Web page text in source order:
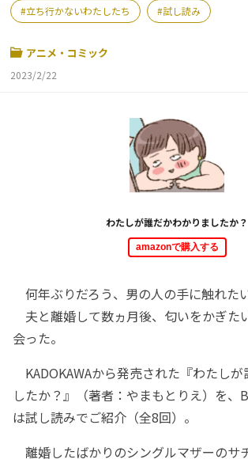
立ち行かないわたしたち 試し読み
アニメ・コミック
2023/2/22
わたしが誰だかわかりましたか？
amazonで購入する
何年ぶりだろう、男の人の手に触れたい
夫と離婚して数ヵ月後、匂いをかぎた
会った。
KADOKAWAから発売された『わたし
したか？』（著者：やまもとりえ）を、
は試し読みでご紹介（全8回）。
離婚したばかりのシングルマザーのサ